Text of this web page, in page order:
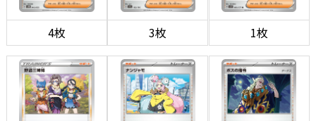
4枚 3枚 1枚